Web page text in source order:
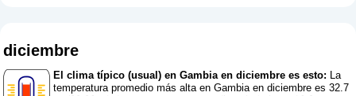
diciembre
El clima típico (usual) en Gambia en diciembre es esto: La
temperatura promedio más alta en Gambia en diciembre es 32.7